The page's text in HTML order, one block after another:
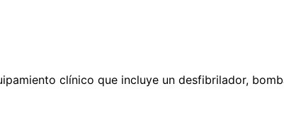
clínico que incluye un desfibrilador,